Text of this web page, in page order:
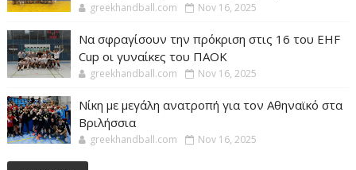
greekhandball.com Nov 16, 2025
Να σφραγίσουν την πρόκριση στις 16 του EHF
Cup οι γυναίκες του ΠΑΟΚ
greekhandball.com Nov 16, 2025
Νίκη με μεγάλη ανατροπή για τον Αθηναϊκό στα
Βριλήσσια
greekhandball.com Nov 16, 2025